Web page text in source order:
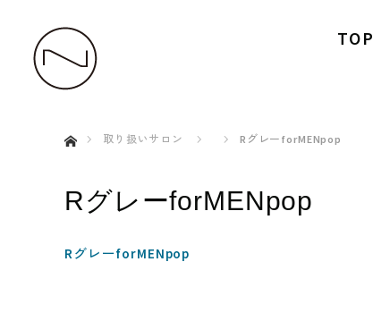
TOP
取り扱いサロン
RグレーforMENpop
RグレーforMENpop
RグレーforMENpop